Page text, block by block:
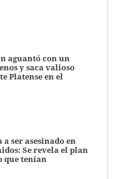
aguantó con un
y saca valioso
Platense en el
a ser asesinado en
Se revela el plan
que tenían